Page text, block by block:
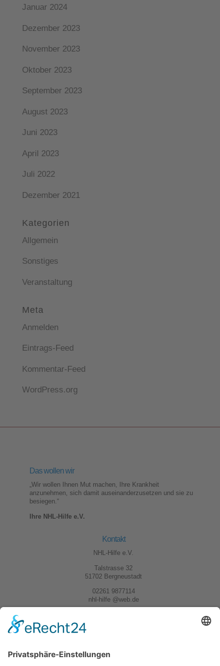
Januar 2024
Dezember 2023
November 2023
Oktober 2023
September 2023
August 2023
Juni 2023
April 2023
Juli 2022
Dezember 2021
Kategorien
Allgemein
Sonstiges
Veranstaltung
Meta
Anmelden
Eintrags-Feed
Kommentar-Feed
WordPress.org
Das wollen wir
„Wir wollen Ihnen Mut machen, Ihre Krankheit
anzunehmen, sich damit auseinanderzusetzen und sie zu
besiegen.“
Ihre NHL-Hilfe e.V.
Kontakt
NHL-Hilfe e.V.
Talstrasse 32
51702 Bergneustadt
02261 9877114
nhl-hilfe @web.de
Kontakt